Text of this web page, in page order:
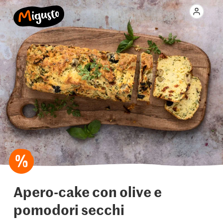
Apero-cake con olive e
pomodori secchi